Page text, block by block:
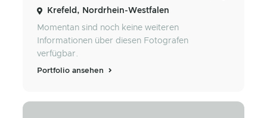
Krefeld, Nordrhein-Westfalen
Momentan sind noch keine weiteren
Informationen über diesen Fotografen
verfügbar.
Portfolio ansehen